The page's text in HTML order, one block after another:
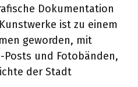
Dokumentation
ist zu einem
geworden, mit
und Fotobänden,
der Stadt